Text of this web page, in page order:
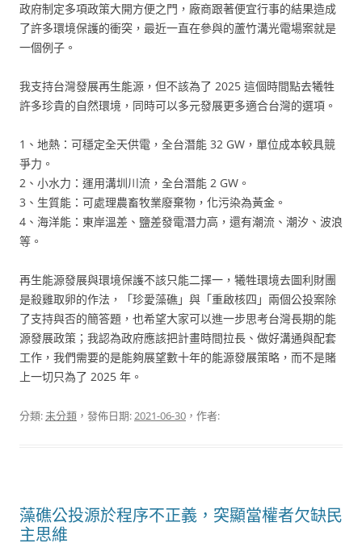
政府制定多項政策大開方便之門，廠商跟著便宜行事的結果造成
了許多環境保護的衝突，最近一直在參與的蘆竹溝光電場案就是
一個例子。
我支持台灣發展再生能源，但不該為了 2025 這個時間點去犧牲
許多珍貴的自然環境，同時可以多元發展更多適合台灣的選項。
1、地熱：可穩定全天供電，全台潛能 32 GW，單位成本較具競
爭力。
2、小水力：運用溝圳川流，全台潛能 2 GW。
3、生質能：可處理農畜牧業廢棄物，化污染為黃金。
4、海洋能：東岸溫差、鹽差發電潛力高，還有潮流、潮汐、波浪
等。
再生能源發展與環境保護不該只能二擇一，犧牲環境去圖利財團
是殺雞取卵的作法，「珍愛藻礁」與「重啟核四」兩個公投案除
了支持與否的簡答題，也希望大家可以進一步思考台灣長期的能
源發展政策；我認為政府應該把計畫時間拉長、做好溝通與配套
工作，我們需要的是能夠展望數十年的能源發展策略，而不是賭
上一切只為了 2025 年。
分類:未分類 ，發佈日期:2021-06-30 ，作者:
藻礁公投源於程序不正義，突顯當權者欠缺民
主思維